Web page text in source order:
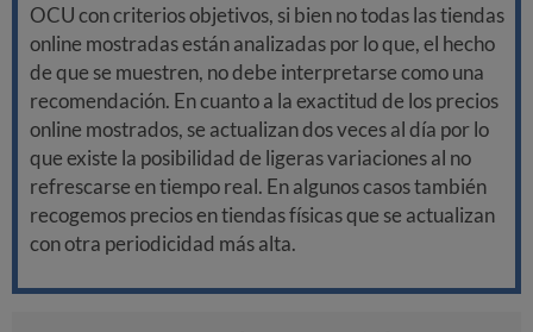
OCU con criterios objetivos, si bien no todas las tiendas
online mostradas están analizadas por lo que, el hecho
de que se muestren, no debe interpretarse como una
recomendación. En cuanto a la exactitud de los precios
online mostrados, se actualizan dos veces al día por lo
que existe la posibilidad de ligeras variaciones al no
refrescarse en tiempo real. En algunos casos también
recogemos precios en tiendas físicas que se actualizan
con otra periodicidad más alta.